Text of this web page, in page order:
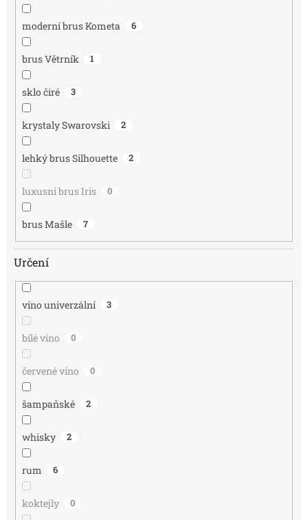
moderní brus Kometa 6
brus Větrník 1
sklo čiré 3
krystaly Swarovski 2
lehký brus Silhouette 2
luxusní brus Iris 0
brus Mašle 7
Určení
víno univerzální 3
bílé víno 0
červené víno 0
šampaňské 2
whisky 2
rum 6
koktejly 0